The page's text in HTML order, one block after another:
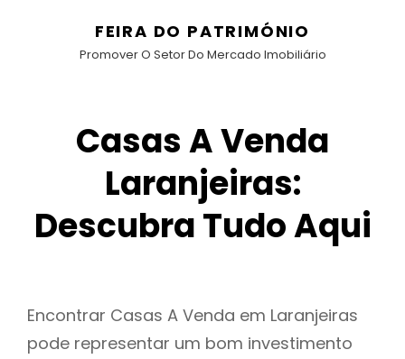
FEIRA DO PATRIMÓNIO
Promover O Setor Do Mercado Imobiliário
Casas A Venda
Laranjeiras:
Descubra Tudo Aqui
Encontrar Casas A Venda em Laranjeiras
pode representar um bom investimento